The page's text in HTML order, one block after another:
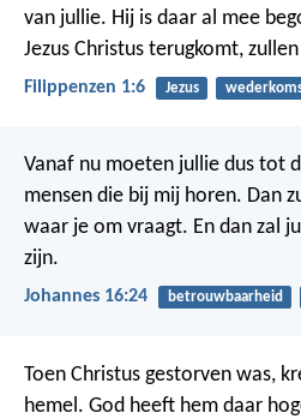
van jullie. Hij is daar al mee
Jezus Christus terugkomt,
Filippenzen 1:6 Jezus
Vanaf nu moeten jullie dus tot
mensen die bij mij horen. Dan
waar je om vraagt. En dan zal
zijn.
Johannes 16:24 betrouwbaarheid
Toen Christus gestorven was,
hemel. God heeft hem daar